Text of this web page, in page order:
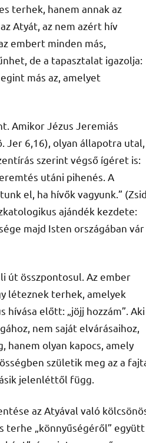
terhek, hanem annak az
Atyát, az nem azért hív
embert minden más,
de a tapasztalat igazolja:
más az, amelyet
Amikor Jézus Jeremiás
Jer 6,16), olyan állapotra utal,
szerint végső ígéret is:
utáni pihenés. A
el, ha hívők vagyunk.”
ajándék kezdete:
majd Isten országában vár
út összpontosul. Az ember
léteznek terhek, amelyek
előtt: „jöjj hozzám”. Aki
nem saját elvárásaihoz,
hanem olyan kapocs, amely
születik meg az a
jelenléttől függ.
az Atyával való
terhe „könnyűségéről” együtt